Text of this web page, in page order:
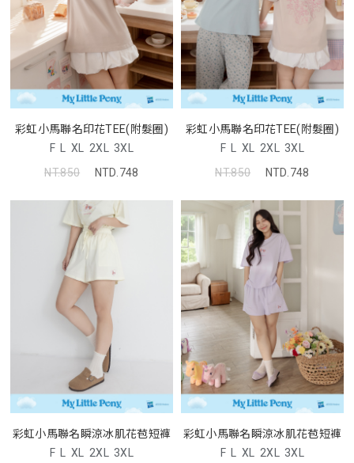
彩虹小馬聯名印花TEE(附髮圈)
F L XL 2XL 3XL
NT.850
NTD.748
彩虹小馬聯名印花TEE(附髮圈)
F L XL 2XL 3XL
NT.850
NTD.748
彩虹小馬聯名瞬涼冰肌花苞短褲
F L XL 2XL 3XL
彩虹小馬聯名瞬涼冰肌花苞短褲
F L XL 2XL 3XL